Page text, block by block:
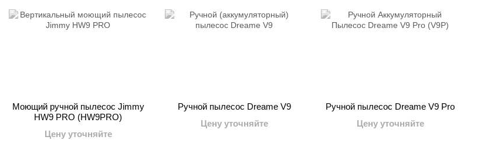
Моющий ручной пылесос Jimmy
HW9 PRO (HW9PRO)
Цену уточняйте
Ручной пылесос Dreame V9
Цену уточняйте
Ручной пылесос Dreame V9 Pro
Цену уточняйте